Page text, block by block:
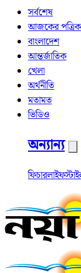
সর্বশেষ
আজকের
বাংলাদেশ
আন্তর্জাতিক
খেলা
অর্থনীতি
মতামত
ভিডিও
অন্যান্য
ফিচার